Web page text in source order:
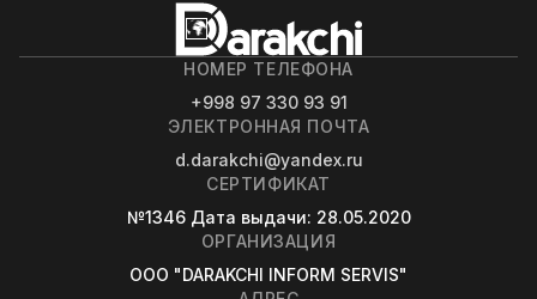
НОМЕР ТЕЛЕФОНА
+998 97 330 93 91
ЭЛЕКТРОННАЯ ПОЧТА
d.darakchi@yandex.ru
СЕРТИФИКАТ
№1346 Дата выдачи: 28.05.2020
ОРГАНИЗАЦИЯ
OOO "DARAKCHI INFORM SERVIS"